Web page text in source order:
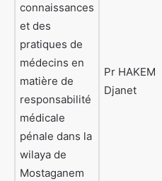
connaissances
et des
pratiques de
médecins en
matière de
responsabilité
médicale
pénale dans la
wilaya de
Mostaganem
Pr HAKEM
Djanet